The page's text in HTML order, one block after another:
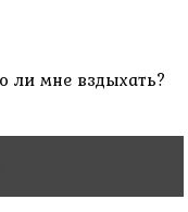
ли мне вздыхать?